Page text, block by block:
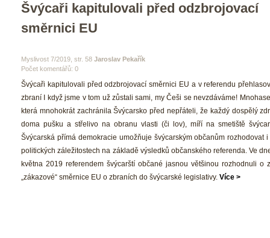
Švýcaři kapitulovali před odzbrojovací
měrnici EU
Myslivost 7/2019, str. 58 Jaroslav Pekařík
Počet komentářů: 0
Švýcaři kapitulovali před odzbrojovací směrnici EU a v referendu
zbraní I když jsme v tom už zůstali sami, my Češi se nevzdáváme!
která mnohokrát zachránila Švýcarsko před nepřáteli, že každý dospělý
doma pušku a střelivo na obranu vlasti (či lov), míří na smetiště
Švýcarská přímá demokracie umožňuje švýcarským občanům rozhodovat
politických záležitostech na základě výsledků občanského referenda. Ve
května 2019 referendem švýcarští občané jasnou většinou rozhodnuli o
„zákazové“ směrnice EU o zbraních do švýcarské legislativy. Více >